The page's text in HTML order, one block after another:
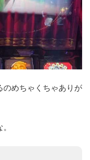
のめちゃくちゃありが